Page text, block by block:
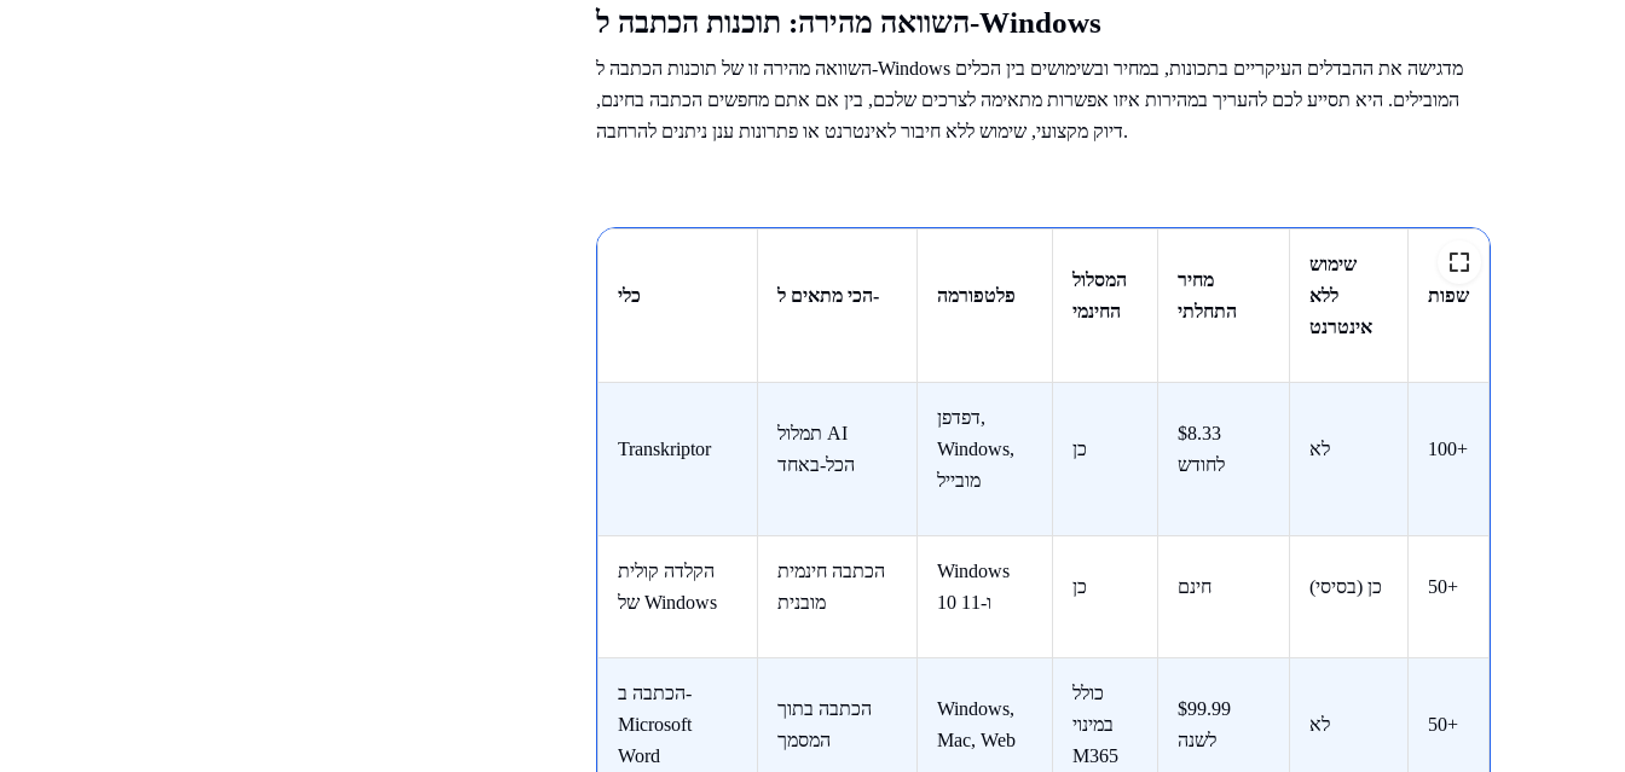
השוואה מהירה: תוכנות הכתבה ל-Windows
השוואה מהירה זו של תוכנות הכתבה ל-Windows מדגישה את ההבדלים העיקריים בתכונות, במחיר ובשימושים בין הכלים
המובילים. היא תסייע לכם להעריך במהירות איזו אפשרות מתאימה לצרכים שלכם, בין אם אתם מחפשים הכתבה בחינם,
דיוק מקצועי, שימוש ללא חיבור לאינטרנט או פתרונות ענן ניתנים להרחבה.
כלי הכי מתאים ל- פלטפורמה
המסלול
החינמי
מחיר
התחלתי
שימוש
ללא
אינטרנט
שפות
Transkriptor
תמלול AI
הכל-באחד
דפדפן,
Windows,
מובייל
כן
$8.33
לחודש
לא 100+
הקלדה קולית
של Windows
הכתבה חינמית
מובנית
Windows
10 ו-11
כן חינם כן (בסיסי) 50+
הכתבה ב-
Microsoft
Word
הכתבה בתוך
המסמך
Windows,
Mac, Web
כולל
במינוי
M365
$99.99
לשנה
לא 50+